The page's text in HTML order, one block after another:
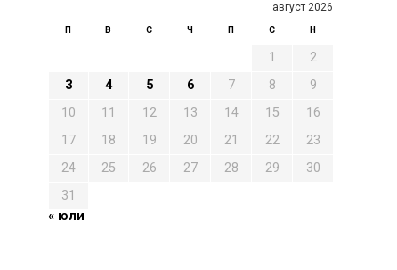
август 2026
П В С Ч П С Н
1
2
3
4 5 6 7 8
9
10
11 12 13 14 15
16
17
18 19 20 21 22
23
24
25 26 27 28 29
30
31
« юли